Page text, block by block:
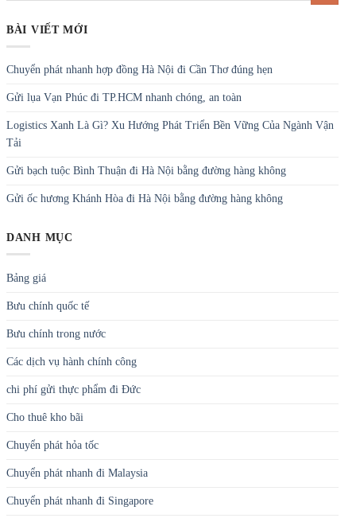
BÀI VIẾT MỚI
Chuyển phát nhanh hợp đồng Hà Nội đi Cần Thơ đúng hẹn
Gửi lụa Vạn Phúc đi TP.HCM nhanh chóng, an toàn
Logistics Xanh Là Gì? Xu Hướng Phát Triển Bền Vững Của Ngành Vận
Tải
Gửi bạch tuộc Bình Thuận đi Hà Nội bằng đường hàng không
Gửi ốc hương Khánh Hòa đi Hà Nội bằng đường hàng không
DANH MỤC
Bảng giá
Bưu chính quốc tế
Bưu chính trong nước
Các dịch vụ hành chính công
chi phí gửi thực phẩm đi Đức
Cho thuê kho bãi
Chuyển phát hỏa tốc
Chuyển phát nhanh đi Malaysia
Chuyển phát nhanh đi Singapore